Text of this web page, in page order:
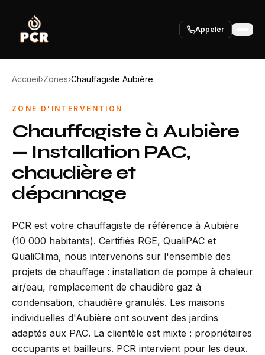
Appeler
Accueil›Zones›Chauffagiste Aubière
ZONE D'INTERVENTION
Chauffagiste à Aubière
— Installation PAC,
chaudière et
dépannage
PCR est votre chauffagiste de référence à Aubière
(10 000 habitants). Certifiés RGE, QualiPAC et
QualiClima, nous intervenons sur l'ensemble des
projets de chauffage : installation de pompe à chaleur
air/eau, remplacement de chaudière gaz à
condensation, chaudière granulés. Les maisons
individuelles d'Aubière ont souvent des jardins
adaptés aux PAC. La clientèle est mixte : propriétaires
occupants et bailleurs. PCR intervient pour les deux.